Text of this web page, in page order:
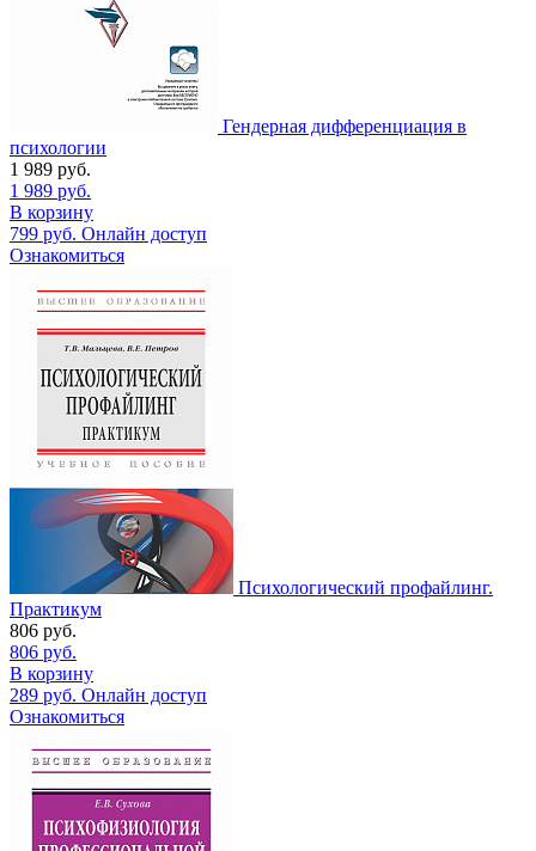
Гендерная дифференциация в
психологии
1 989 руб.
1 989 руб.
В корзину
799 руб. Онлайн доступ
Ознакомиться
Психологический профайлинг.
Практикум
806 руб.
806 руб.
В корзину
289 руб. Онлайн доступ
Ознакомиться